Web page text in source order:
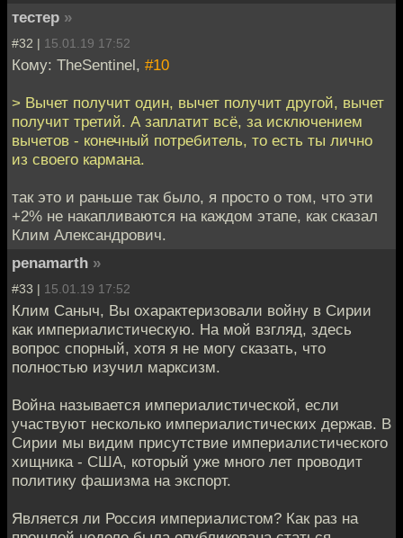
тестер »
#32 | 15.01.19 17:52
Кому: TheSentinel, #10
> Вычет получит один, вычет получит другой, вычет
получит третий. А заплатит всё, за исключением
вычетов - конечный потребитель, то есть ты лично
из своего кармана.
так это и раньше так было, я просто о том, что эти
+2% не накапливаются на каждом этапе, как сказал
Клим Александрович.
penamarth »
#33 | 15.01.19 17:52
Клим Саныч, Вы охарактеризовали войну в Сирии
как империалистическую. На мой взгляд, здесь
вопрос спорный, хотя я не могу сказать, что
полностью изучил марксизм.
Война называется империалистической, если
участвуют несколько империалистических держав. В
Сирии мы видим присутствие империалистического
хищника - США, который уже много лет проводит
политику фашизма на экспорт.
Является ли Россия империалистом? Как раз на